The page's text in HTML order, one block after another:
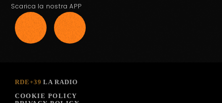
Scarica la nostra APP
RDE+39LA RADIO
COOKIE POLICY